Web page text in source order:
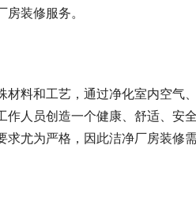
装修服务。
料和工艺，通过净化室内空气
人员创造一个健康、舒适、安
尤为严格，因此洁净厂房装修需